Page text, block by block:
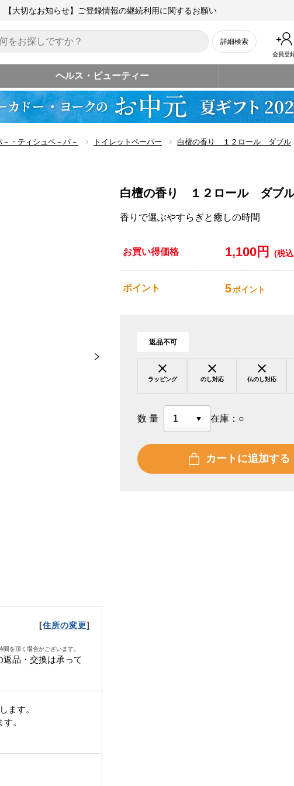
【大切なお知らせ】ご登録情報の継続利用に関するお願い
詳細検索
会員登
ヘルス・ビューティー
－・ティシュペ－パ－ トイレットペーパー 白檀の香り １２ロール ダブル
[住所の変更]
を頂く場合がございます。
品・交換は承って
ます。
。
白檀の香り １２ロール ダブ
香りで選ぶやすらぎと癒しの時間
お買い得価格 1,100円 (税
ポイント 5ポイント
返品不可
ラッピング のし対応 仏のし対応
数量 在庫： ○
カートに追加する